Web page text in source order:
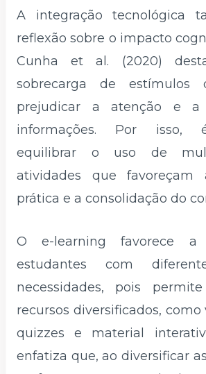
A integração tecnológica
reflexão sobre o impacto
Cunha et al. (2020)
sobrecarga de estímulos
prejudicar a atenção e a
informações. Por isso,
equilibrar o uso de
atividades que favoreçam
prática e a consolidação do
O e-learning favorece a
estudantes com
necessidades, pois
recursos diversificados, como
quizzes e material
enfatiza que, ao diversificar